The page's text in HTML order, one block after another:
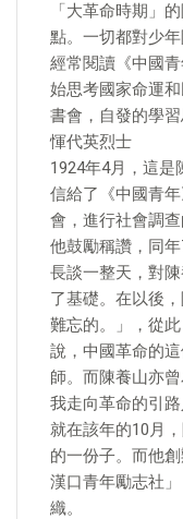
「大革命時期」
點。一切都對少
經常閱讀《中國
始思考國家命運
書會，自發的學習
惲代英烈士
1924年4月，這是
信給了《中國青
會，進行社會調
他鼓勵稱讚，同
長談一整天，對
了基礎。在以後
難忘的。」，從
說，中國革命的
師。而陳養山亦
我走向革命的引路
就在該年的10月
的一份子。而他
漢口青年勵志社
織。